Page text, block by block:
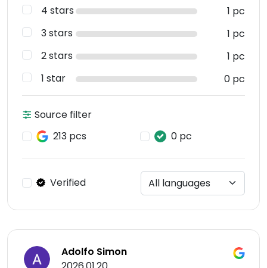
4 stars
1 pc
3 stars
1 pc
2 stars
1 pc
1 star
0 pc
Source filter
213 pcs
0 pc
Verified
Adolfo Simon